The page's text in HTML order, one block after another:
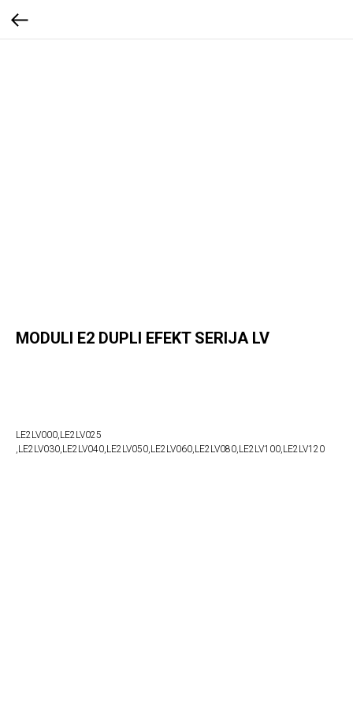
MODULI E2 DUPLI EFEKT SERIJA LV
LE2LV000,LE2LV025
,LE2LV030,LE2LV040,LE2LV050,LE2LV060,LE2LV080,LE2LV100,LE2LV120